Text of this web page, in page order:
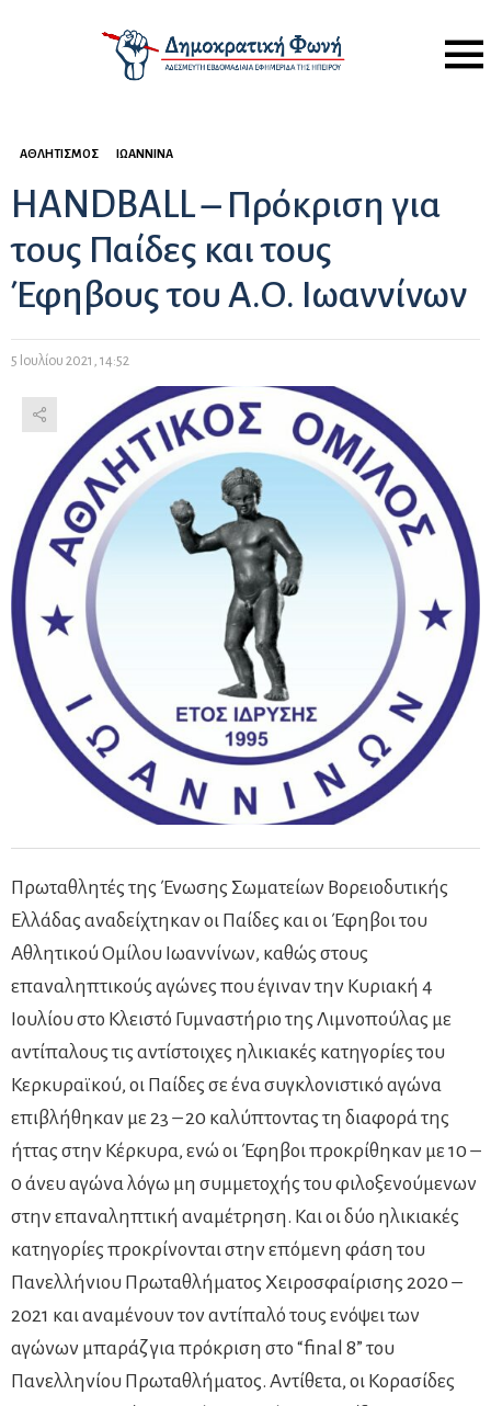
Menu
ΑΘΛΗΤΙΣΜΌΣ ΙΩΆΝΝΙΝΑ
HANDBALL – Πρόκριση για
τους Παίδες και τους
Έφηβους του Α.Ο. Ιωαννίνων
5 Ιουλίου 2021, 14:52
Πρωταθλητές της Ένωσης Σωματείων Βορειοδυτικής
Ελλάδας αναδείχτηκαν οι Παίδες και οι Έφηβοι του
Αθλητικού Ομίλου Ιωαννίνων, καθώς στους
επαναληπτικούς αγώνες που έγιναν την Κυριακή 4
Ιουλίου στο Κλειστό Γυμναστήριο της Λιμνοπούλας με
αντίπαλους τις αντίστοιχες ηλικιακές κατηγορίες του
Κερκυραϊκού, οι Παίδες σε ένα συγκλονιστικό αγώνα
επιβλήθηκαν με 23 – 20 καλύπτοντας τη διαφορά της
ήττας στην Κέρκυρα, ενώ οι Έφηβοι προκρίθηκαν με 10 –
0 άνευ αγώνα λόγω μη συμμετοχής του φιλοξενούμενων
στην επαναληπτική αναμέτρηση. Και οι δύο ηλικιακές
κατηγορίες προκρίνονται στην επόμενη φάση του
Πανελλήνιου Πρωταθλήματος Χειροσφαίρισης 2020 –
2021 και αναμένουν τον αντίπαλό τους ενόψει των
αγώνων μπαράζ για πρόκριση στο “final 8” του
Πανελληνίου Πρωταθλήματος. Αντίθετα, οι Κορασίδες